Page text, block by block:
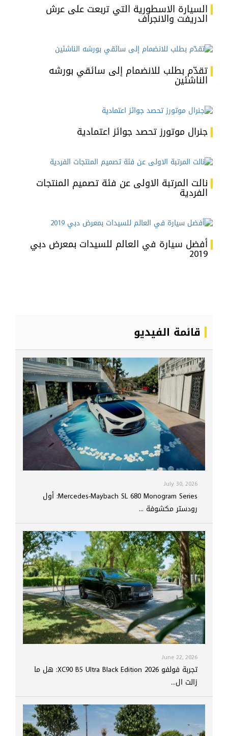
السيارة الاسطورية التي تربعت على عرش
الدريفت والانجراف
تقدّم بطلب للانضمام إلى سائقي بورشه
الناشئين
جنرال موتورز تحصد جوائز اعتمادية
نالت المرتبة الاولى عن فئة تصميم المنتجات
الفردية
أفضل سيارة في العالم للسيدات بمعرض دبي
2019
قائمة الفيديو
July 30, 2026
Mercedes-Maybach SL 680 Monogram Series: أول
رودستر مكشوفة ...
June 22, 2026
تجربة فولفو XC90 B5 Ultra Black Edition 2026: هل ما
زالت ال...